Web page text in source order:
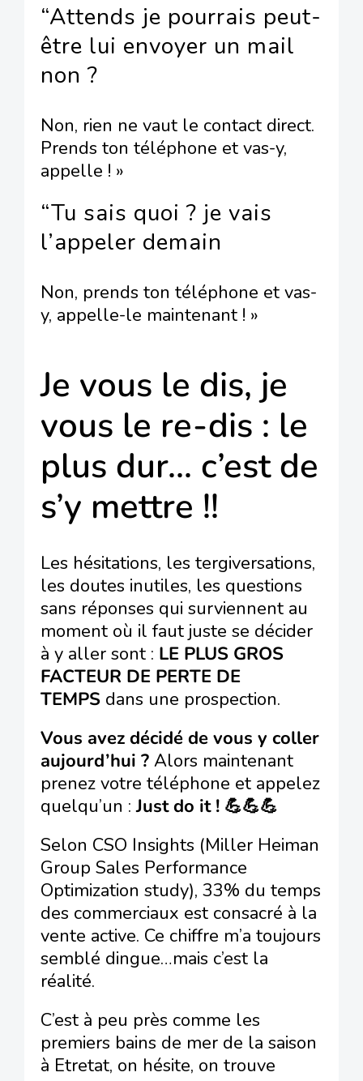
“Attends je pourrais peut-
être lui envoyer un mail
non ?
Non, rien ne vaut le contact direct.
Prends ton téléphone et vas-y,
appelle ! »
“Tu sais quoi ? je vais
l’appeler demain
Non, prends ton téléphone et vas-
y, appelle-le maintenant ! »
Je vous le dis, je
vous le re-dis : le
plus dur… c’est de
s’y mettre !!
Les hésitations, les tergiversations,
les doutes inutiles, les questions
sans réponses qui surviennent au
moment où il faut juste se décider
à y aller sont : LE PLUS GROS
FACTEUR DE PERTE DE
TEMPSdans une prospection.
Vous avez décidé de vous y coller
aujourd’hui ? Alors maintenant
prenez votre téléphone et appelez
quelqu’un :Just do it ! 💪💪💪
Selon CSO Insights (Miller Heiman
Group Sales Performance
Optimization study), 33% du temps
des commerciaux est consacré à la
vente active. Ce chiffre m’a toujours
semblé dingue…mais c’est la
réalité.
C’est à peu près comme les
premiers bains de mer de la saison
à Etretat, on hésite, on trouve